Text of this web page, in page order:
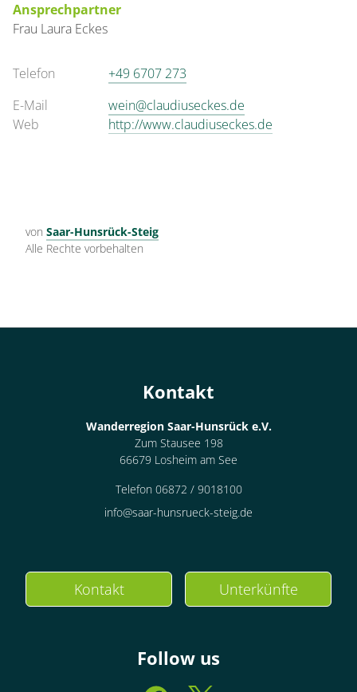
Ansprechpartner
Frau Laura Eckes
Telefon
+49 6707 273
E-Mail
wein@claudiuseckes.de
Web
http://www.claudiuseckes.de
von Saar-Hunsrück-Steig
Alle Rechte vorbehalten
Kontakt
Wanderregion Saar-Hunsrück e.V.
Zum Stausee 198
66679 Losheim am See
Telefon 06872 / 9018100
info@saar-hunsrueck-steig.de
Kontakt Unterkünfte
Follow us